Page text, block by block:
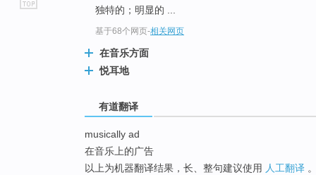
独特的；明显的 ...
基于68个网页-相关网页
在音乐方面
悦耳地
有道翻译
musically ad
在音乐上的广告
以上为机器翻译结果，长、整句建议使用 人工翻译